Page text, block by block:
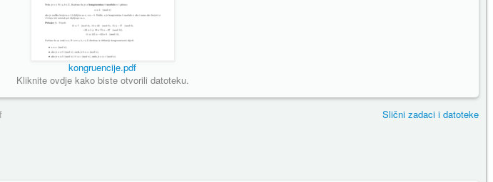
kongruencije.pdf
Kliknite ovdje kako biste otvorili datoteku.
Slični zadaci i datoteke